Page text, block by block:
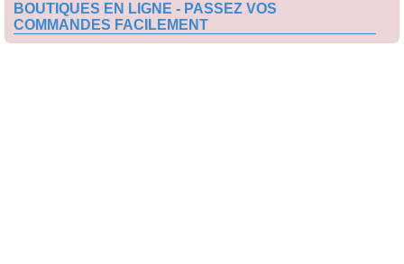
BOUTIQUES EN LIGNE - PASSEZ VOS
COMMANDES FACILEMENT